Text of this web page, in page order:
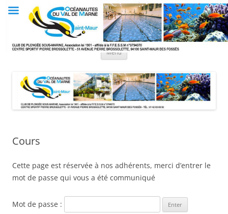
Club OVM
Les Océanautes du Val de Marne
Menu
Cours
Cette page est réservée à nos adhérents, merci d’entrer le
mot de passe qui vous a été communiqué
Mot de passe :